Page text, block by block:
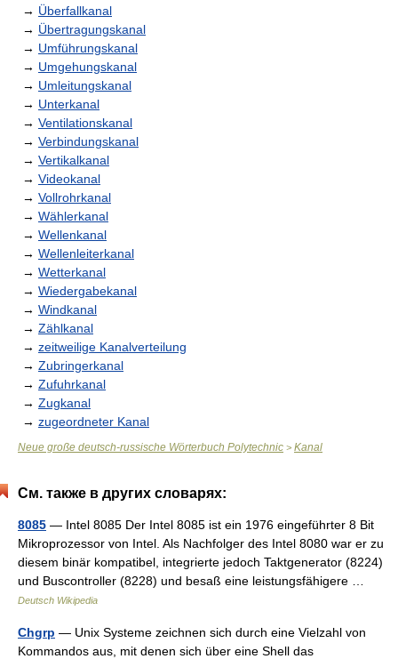
→ Überfallkanal
→ Übertragungskanal
→ Umführungskanal
→ Umgehungskanal
→ Umleitungskanal
→ Unterkanal
→ Ventilationskanal
→ Verbindungskanal
→ Vertikalkanal
→ Videokanal
→ Vollrohrkanal
→ Wählerkanal
→ Wellenkanal
→ Wellenleiterkanal
→ Wetterkanal
→ Wiedergabekanal
→ Windkanal
→ Zählkanal
→ zeitweilige Kanalverteilung
→ Zubringerkanal
→ Zufuhrkanal
→ Zugkanal
→ zugeordneter Kanal
Neue große deutsch-russische Wörterbuch Polytechnic > Kanal
См. также в других словарях:
8085 — Intel 8085 Der Intel 8085 ist ein 1976 eingeführter 8 Bit
Mikroprozessor von Intel. Als Nachfolger des Intel 8080 war er zu
diesem binär kompatibel, integrierte jedoch Taktgenerator (8224)
und Buscontroller (8228) und besaß eine leistungsfähigere …
Deutsch Wikipedia
Chgrp — Unix Systeme zeichnen sich durch eine Vielzahl von
Kommandos aus, mit denen sich über eine Shell das